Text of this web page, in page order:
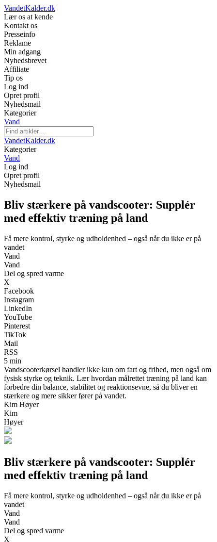
VandetKalder.dk
Lær os at kende
Kontakt os
Presseinfo
Reklame
Min adgang
Nyhedsbrevet
Affiliate
Tip os
Log ind
Opret profil
Nyhedsmail
Kategorier
Vand
VandetKalder.dk
Kategorier
Vand
Log ind
Opret profil
Nyhedsmail
Bliv stærkere på vandscooter: Supplér
med effektiv træning på land
Få mere kontrol, styrke og udholdenhed – også når du ikke er på
vandet
Vand
Vand
Del og spred varme
X
Facebook
Instagram
LinkedIn
YouTube
Pinterest
TikTok
Mail
RSS
5 min
Vandscooterkørsel handler ikke kun om fart og frihed, men også om
fysisk styrke og teknik. Lær hvordan målrettet træning på land kan
forbedre din balance, stabilitet og reaktionsevne, så du bliver en
stærkere og mere sikker fører på vandet.
Kim Høyer
Kim
Høyer
Bliv stærkere på vandscooter: Supplér
med effektiv træning på land
Få mere kontrol, styrke og udholdenhed – også når du ikke er på
vandet
Vand
Vand
Del og spred varme
X